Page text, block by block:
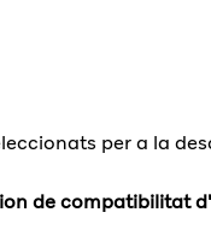
per a la
de compatibilitat